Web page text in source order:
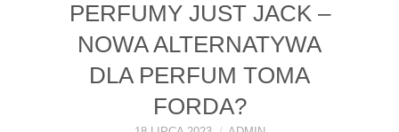
PERFUMY JUST JACK –
NOWA ALTERNATYWA
DLA PERFUM TOMA
FORDA?